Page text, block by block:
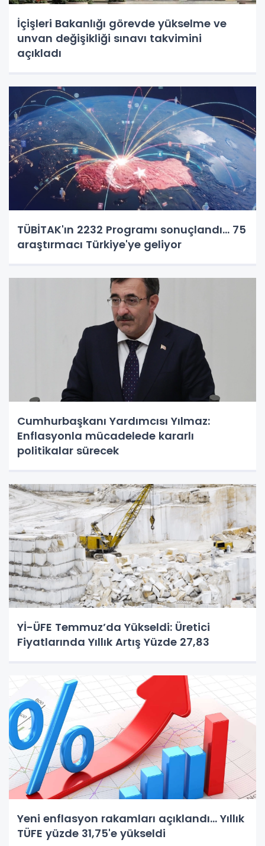
İçişleri Bakanlığı görevde yükselme ve
unvan değişikliği sınavı takvimini
açıkladı
TÜBİTAK'ın 2232 Programı sonuçlandı... 75
araştırmacı Türkiye'ye geliyor
Cumhurbaşkanı Yardımcısı Yılmaz:
Enflasyonla mücadelede kararlı
politikalar sürecek
Yİ-ÜFE Temmuz’da Yükseldi: Üretici
Fiyatlarında Yıllık Artış Yüzde 27,83
Yeni enflasyon rakamları açıklandı... Yıllık
TÜFE yüzde 31,75'e yükseldi